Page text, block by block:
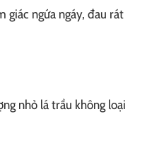
giác ngứa ngáy, đau rát
nhỏ lá trầu không loại